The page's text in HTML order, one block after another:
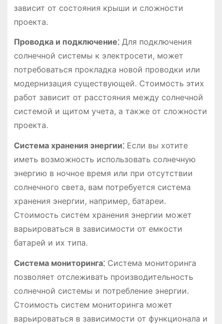
зависит от состояния крыши и сложности
проекта.
Проводка и подключение⁚Для подключения
солнечной системы к электросети, может
потребоваться прокладка новой проводки или
модернизация существующей. Стоимость этих
работ зависит от расстояния между солнечной
системой и щитом учета, а также от сложности
проекта.
Система хранения энергии⁚Если вы хотите
иметь возможность использовать солнечную
энергию в ночное время или при отсутствии
солнечного света, вам потребуется система
хранения энергии, например, батареи.
Стоимость систем хранения энергии может
варьироваться в зависимости от емкости
батарей и их типа.
Система мониторинга⁚Система мониторинга
позволяет отслеживать производительность
солнечной системы и потребление энергии.
Стоимость систем мониторинга может
варьироваться в зависимости от функционала и